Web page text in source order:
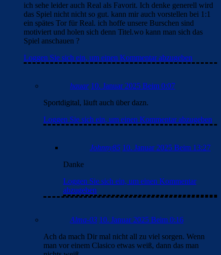
ich sehe leider auch Real als Favorit. Ich denke generell wird
das Spiel nicht nicht so gut. kann mir auch vorstellen bei 1:1
ein spätes Tor für Real. ich hoffe unsere Burschen sind
motiviert und holen sich denn Titel.wo kann man sich das
Spiel anschauen ?
Loggen Sie sich ein, um einen Kommentar abzugeben
hauar 10. Januar 2025 Beim 0:07
Sportdigital, läuft auch über dazn.
Loggen Sie sich ein, um einen Kommentar abzugeben
Johnny85 10. Januar 2025 Beim 13:27
Danke
Loggen Sie sich ein, um einen Kommentar
abzugeben
Alma-03 10. Januar 2025 Beim 0:16
Ach da mach Dir mal nicht all zu viel sorgen. Wenn
man vor einem Clasico etwas weiß, dann das man